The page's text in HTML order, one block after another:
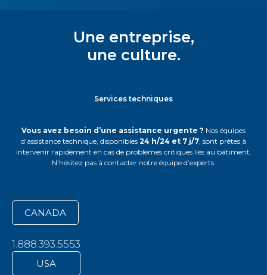
Une entreprise,
une culture.
Services techniques
Vous avez besoin d’une assistance urgente ? Nos équipes
d’assistance technique, disponibles 24 h/24 et 7 j/7 , sont prêtes à
intervenir rapidement en cas de problèmes critiques liés au bâtiment.
N’hésitez pas à contacter notre équipe d’experts.
CANADA
1.888.393.5553
USA